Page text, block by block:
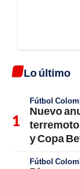
Lo último
Fútbol
Nuevo
y Copa
Fútbol